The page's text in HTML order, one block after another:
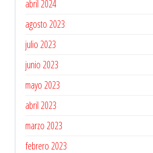
abril 2024
agosto 2023
julio 2023
junio 2023
mayo 2023
abril 2023
marzo 2023
febrero 2023